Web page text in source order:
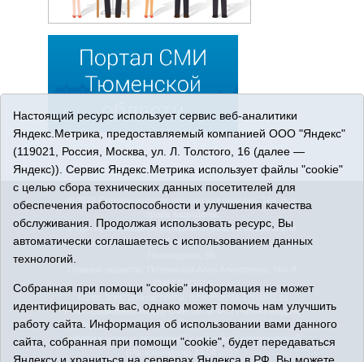
© 2026 Сетевое издание «Ишимская правда». 16+. Все
права защищены.
© При использовании материалов ссылка обязательна.
Адрес редакции: 627750 Тюменская область, г. Ишим, ул.
(34551) 23814
Адрес электронной почты:
IshimPravda-1@obl72.ru
Регистрационный номер СМИ Эл № ФС77-69445 выдано
Федеральной службой по надзору в сфере связи,
информационных технологий и массовых коммуникаций
Настоящий ресурс использует сервис веб-аналитики
Яндекс.Метрика, предоставляемый компанией ООО "Яндекс"
(119021, Россия, Москва, ул. Л. Толстого, 16 (далее —
Яндекс)). Сервис Яндекс.Метрика использует файлы "cookie"
с целью сбора технических данных посетителей для
обеспечения работоспособности и улучшения качества
обслуживания. Продолжая использовать ресурс, Вы
автоматически соглашаетесь с использованием данных
технологий.
Собранная при помощи "cookie" информация не может
идентифицировать вас, однако может помочь нам улучшить
работу сайта. Информация об использовании вами данного
сайта, собранная при помощи "cookie", будет передаваться